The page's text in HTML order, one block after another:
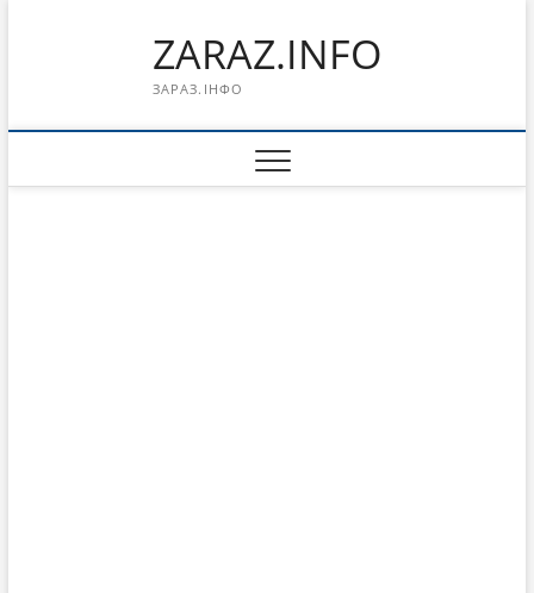
ZARAZ.INFO
ЗАРАЗ.ІНФО